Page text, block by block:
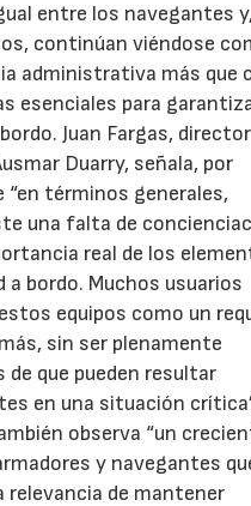
entre los navegantes
continúan viéndose
administrativa más que
esenciales para
Juan Fargas, director
Duarry, señala, por
“en términos generales,
una falta de
real de los
a bordo. Muchos usuarios
equipos como un
sin ser plenamente
que pueden resultar
en una situación
observa “un
y navegantes
relevancia de mantener